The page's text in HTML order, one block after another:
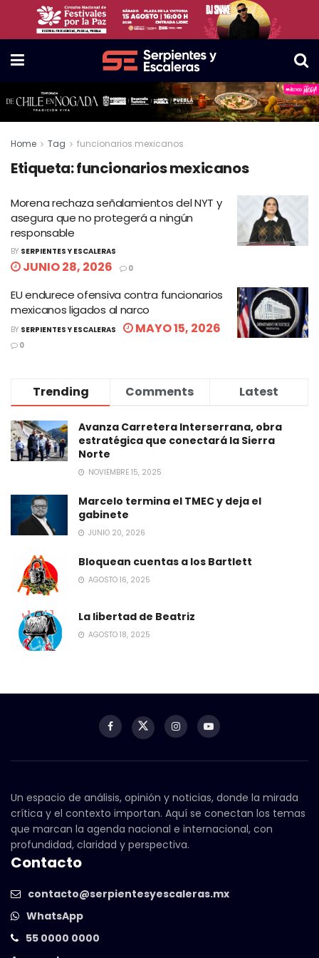
Home Tag funcionarios mexicanos
Etiqueta:funcionarios mexicanos
Morena rechaza señalamientos del NYT y
asegura que no protegerá a ningún
responsable
BY SERPIENTES Y ESCALERAS
JUNIO 28, 2026 0
EU endurece ofensiva contra funcionarios
mexicanos ligados al narco
BY SERPIENTES Y ESCALERAS MAYO 15, 2026
0
Trending Comments Latest
Avanza Carretera Interserrana, obra
estratégica que conectará la Sierra
Norte
NOVIEMBRE 15, 2025
Marcelo termina el TMEC y deja el
gabinete
JUNIO 20, 2026
Bloquean cuentas a los Bartlett
AGOSTO 16, 2025
La libertad de Beatriz
AGOSTO 18, 2025
Un espacio de análisis, opinión y noticias, donde la mirada
crítica y el contexto importan. Aquí se conectan los temas
que marcan la agenda nacional e internacional, con
profundidad, claridad y perspectiva.
Contacto
contacto@serpientesyescaleras.mx
WhatsApp
55 0000 0000